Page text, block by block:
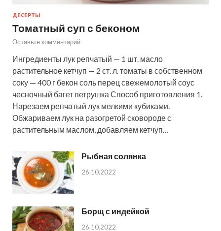
ДЕСЕРТЫ
Томатный суп с беконом
Оставьте комментарий
Ингредиенты лук репчатый — 1 шт. масло
растительное кетчуп — 2 ст. л. томаты в собственном
соку — 400 г бекон соль перец свежемолотый соус
чесночный багет петрушка Способ приготовления 1.
Нарезаем репчатый лук мелкими кубиками.
Обжариваем лук на разогретой сковороде с
растительным маслом, добавляем кетчуп…
Рыбная солянка
26.10.2022
Борщ с индейкой
26.10.2022